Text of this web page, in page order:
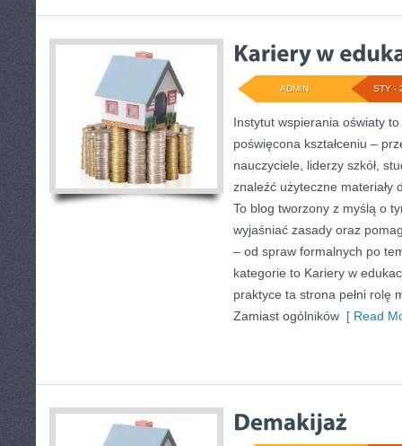
STY -
ADMIN
Instytut wspierania oświaty
poświęcona kształceniu –
nauczyciele, liderzy szkół,
znaleźć użyteczne materiały
To blog tworzony z myślą o
wyjaśniać zasady oraz
– od spraw formalnych po
kategorie to Kariery w
praktyce ta strona pełni rolę
Zamiast ogólników [ Read